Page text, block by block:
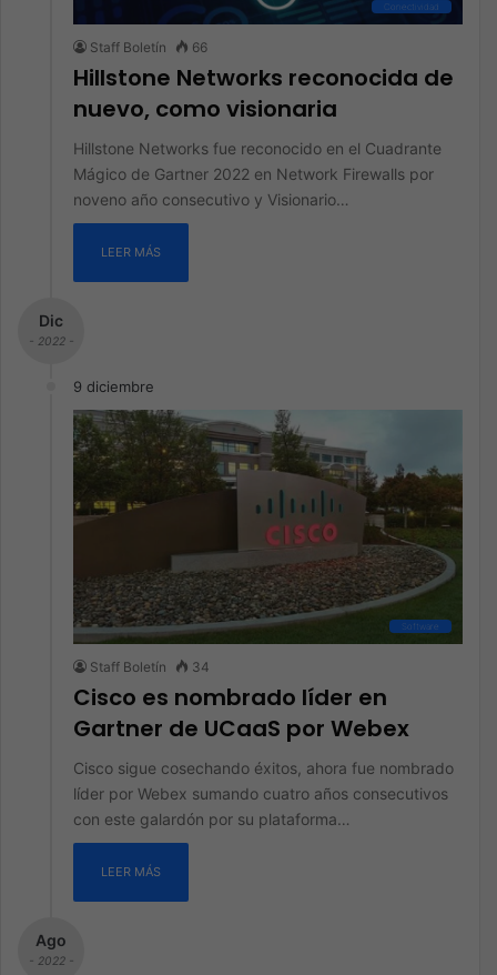
Conectividad
Staff Boletín 66
Hillstone Networks reconocida de
nuevo, como visionaria
Hillstone Networks fue reconocido en el Cuadrante
Mágico de Gartner 2022 en Network Firewalls por
noveno año consecutivo y Visionario…
LEER MÁS
Dic
- 2022 -
9 diciembre
Software
Staff Boletín 34
Cisco es nombrado líder en
Gartner de UCaaS por Webex
Cisco sigue cosechando éxitos, ahora fue nombrado
líder por Webex sumando cuatro años consecutivos
con este galardón por su plataforma…
LEER MÁS
Ago
- 2022 -